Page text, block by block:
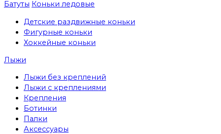
Батуты Коньки ледовые
Детские раздвижные коньки
Фигурные коньки
Хоккейные коньки
Лыжи
Лыжи без креплений
Лыжи с креплениями
Крепления
Ботинки
Палки
Аксессуары